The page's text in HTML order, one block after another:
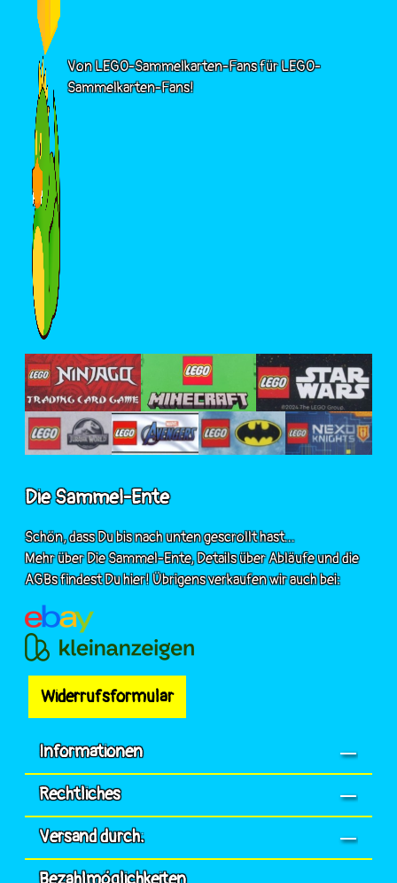
Von LEGO-Sammelkarten-Fans für LEGO-
Sammelkarten-Fans!
Die Sammel-Ente
Schön, dass Du bis nach unten gescrollt hast...
Mehr über Die Sammel-Ente, Details über Abläufe und die
AGBs findest Du hier! Übrigens verkaufen wir auch bei:
Widerrufsformular
Informationen
Rechtliches
Versand durch: